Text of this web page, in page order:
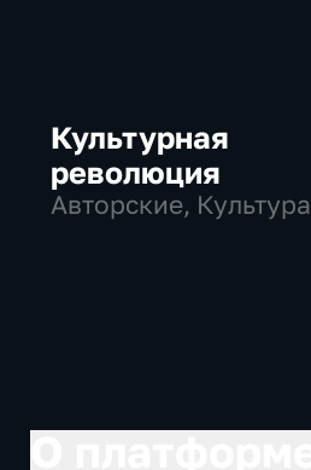
Культурная
революция
Авторские, Культура